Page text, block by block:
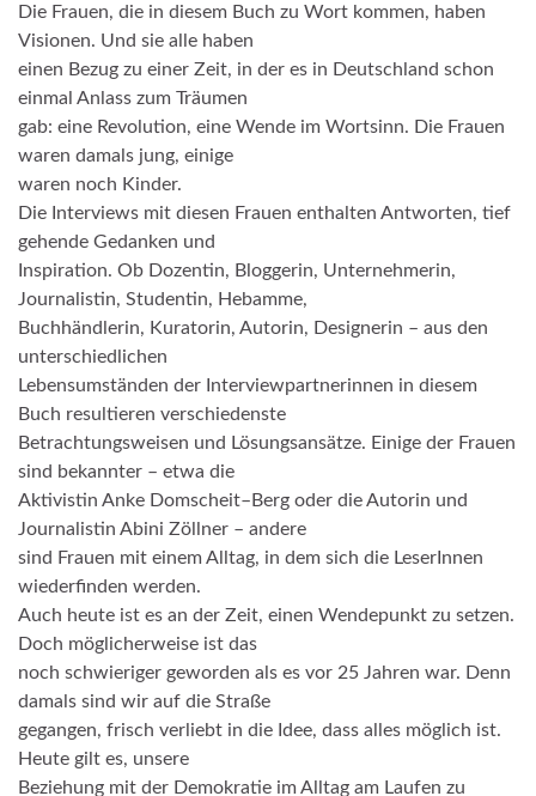
Die Frauen, die in diesem Buch zu Wort kommen, haben
Visionen. Und sie alle haben
einen Bezug zu einer Zeit, in der es in Deutschland schon
einmal Anlass zum Träumen
gab: eine Revolution, eine Wende im Wortsinn. Die Frauen
waren damals jung, einige
waren noch Kinder.
Die Interviews mit diesen Frauen enthalten Antworten, tief
gehende Gedanken und
Inspiration. Ob Dozentin, Bloggerin, Unternehmerin,
Journalistin, Studentin, Hebamme,
Buchhändlerin, Kuratorin, Autorin, Designerin – aus den
unterschiedlichen
Lebensumständen der Interviewpartnerinnen in diesem
Buch resultieren verschiedenste
Betrachtungsweisen und Lösungsansätze. Einige der Frauen
sind bekannter – etwa die
Aktivistin Anke Domscheit– Berg oder die Autorin und
Journalistin Abini Zöllner – andere
sind Frauen mit einem Alltag, in dem sich die LeserI nnen
wiederfinden werden.
Auch heute ist es an der Zeit, einen Wendepunkt zu setzen.
Doch möglicherweise ist das
noch schwieriger geworden als es vor 25 Jahren war. Denn
damals sind wir auf die Straße
gegangen, frisch verliebt in die Idee, dass alles möglich ist.
Heute gilt es, unsere
Beziehung mit der Demokratie im Alltag am Laufen zu